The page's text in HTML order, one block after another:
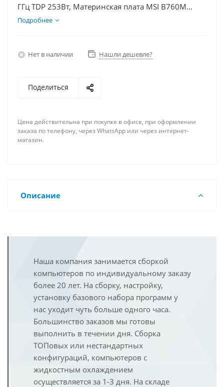
ГГц TDP 253Вт, Материнская плата MSI B760M
BOMBER WIFI D5, Видеокарта RTX 5060Ti 8Гб,
Подробнее
Нет в наличии Нашли дешевле?
Поделиться
Цена действительна при покупке в офисе, при оформлении
заказа по телефону, через WhatsApp или через интернет-
магазин.
Описание
Наша компания занимается сборкой
компьютеров по индивидуальному заказу
более 20 лет. На сборку, настройку,
установку базового набора программ у
нас уходит чуть больше одного часа.
Большинство заказов мы готовы
выполнить в течении дня. Сборка
ТОПовых или нестандартных
конфигураций, компьютеров с
жидкостным охлаждением
осуществляется за 1-3 дня. На складе